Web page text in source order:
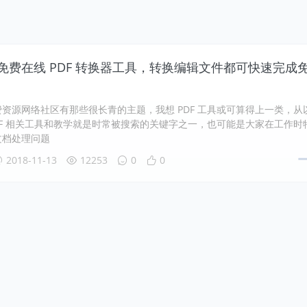
费在线 PDF 转换器工具，转换编辑文件都可快速完成
源网络社区有那些很长青的主题，我想 PDF 工具或可算得上一类，从
相关工具和教学就是时常被搜索的关键字之一，也可能是大家在工作时
处理问题
2018-11-13
12253 0 0